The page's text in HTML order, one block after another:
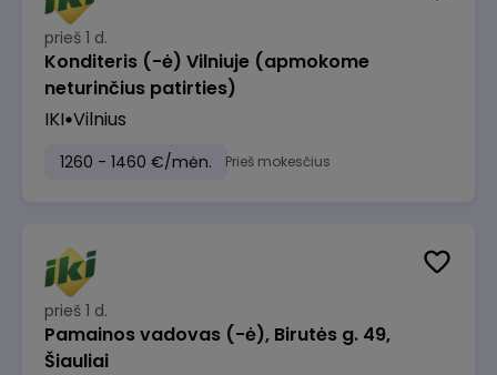
prieš 1 d.
Konditeris (-ė) Vilniuje (apmokome
neturinčius patirties)
IKI Vilnius
1260 - 1460 €/mėn. Prieš mokesčius
prieš 1 d.
Pamainos vadovas (-ė), Birutės g. 49,
Šiauliai